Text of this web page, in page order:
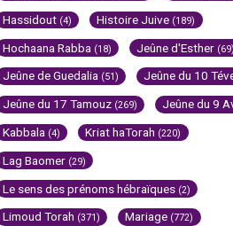
Hassidout (4) Histoire Juive (189)
Hochaana Rabba (18) Jeûne d'Esther (69)
Jeûne de Guedalia (51) Jeûne du 10
Jeûne du 17 Tamouz (269) Jeûne du 9
Kabbala (4) Kriat haTorah (220)
Lag Baomer (29)
Le sens des prénoms hébraïques (2)
Limoud Torah (371) Mariage (772)